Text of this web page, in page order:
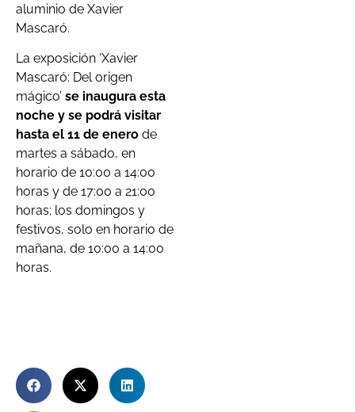
aluminio de Xavier
Mascaró.
La exposición ‘Xavier
Mascaró: Del origen
mágico’ se inaugura esta
noche y se podrá visitar
hasta el 11 de enero de
martes a sábado, en
horario de 10:00 a 14:00
horas y de 17:00 a 21:00
horas; los domingos y
festivos, solo en horario de
mañana, de 10:00 a 14:00
horas.